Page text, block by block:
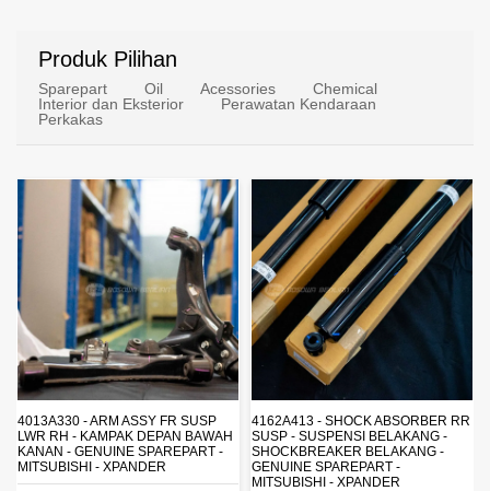
Produk Pilihan
Sparepart Oil Acessories
Chemical
Interior dan Eksterior
Perawatan Kendaraan
Perkakas
4162A413 - SHOCK ABSORBER RR
SUSP - SUSPENSI BELAKANG -
SHOCKBREAKER BELAKANG -
GENUINE SPAREPART -
MITSUBISHI - XPANDER
1770A233 - FUEL FILTER
- SARINGAN BAHAN BAKAR -
SARINGAN SOLAR - MITSUBISHI -
PAJERO